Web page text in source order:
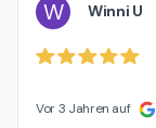
W Winni U
Vor 3 Jahren auf